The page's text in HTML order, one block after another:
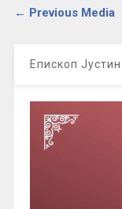
← Previous Media
Епископ